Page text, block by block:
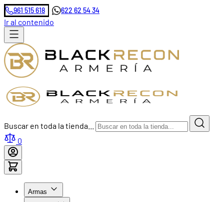
961 515 618 622 62 54 34
Ir al contenido
Buscar en toda la tienda...
0
Armas